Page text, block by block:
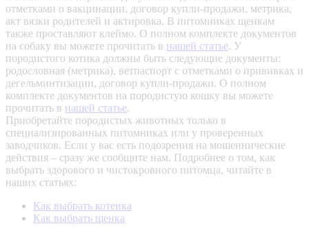
отметками о вакцинации, договор купли-продажи, метрика,
акт вязки родителей и актировка. В питомниках щенкам
также проставляют клеймо. О полном комплекте документов
на собаку вы можете прочитать в нашей статье. У
породистого котика должны быть следующие документы:
родословная (метрика), ветпаспорт с отметками о прививках и
дегельминтизации, договор купли-продажи. О полном
комплекте документов на породистую кошку вы можете
прочитать в нашей статье.
Приобретайте породистых животных только в
специализированных питомниках или у проверенных
заводчиков. Если у вас есть подозрения на мошеннические
действия – сразу же сообщите нам. Подробнее о том, как
выбрать здорового и чистокровного питомца, читайте в
наших статьях:
Как выбрать котенка
Как выбрать щенка